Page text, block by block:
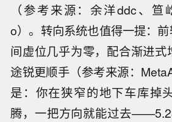
（参考来源：余洋ddc、
o）。转向系统也值得一提：
间虚位几乎为零，配合渐进
途锐更顺手（参考来源：
是：你在狭窄的地下车库掉
腾，一把方向就能过去